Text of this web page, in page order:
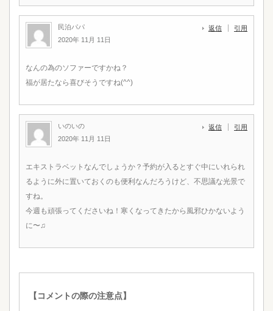
民泊パパ
2020年 11月 11日
返信 引用
なんの為のソファーですかね？
福が居たなら喜びそうですね(^^)
いのいの
2020年 11月 11日
返信 引用
エキストラベットなんでしょうか？予約が入るとすぐ中にいれられ
るように外に置いておくのも便利なんだろうけど、不思議な光景で
すね。
今週も頑張ってくださいね！寒くなってきたから風邪ひかないよう
に〜♫
【コメントの際の注意点】